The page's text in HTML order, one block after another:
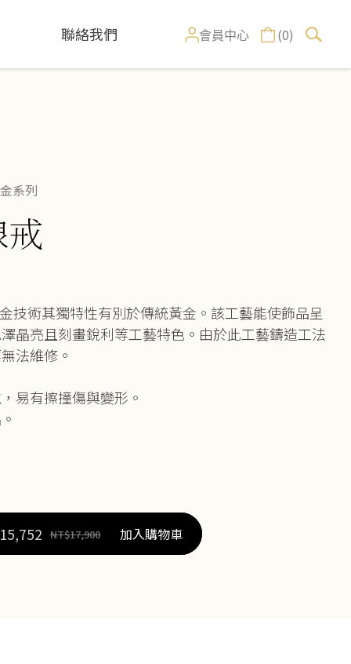
聯絡我們 會員中心 (0)
系列
技術其獨特性有別於傳統黃金。該工藝能使飾品呈
晶亮且刻畫銳利等工藝特色。由於此工藝鑄造工法
法維修。
易有擦撞傷與變形。
NT$17,900 加入購物車